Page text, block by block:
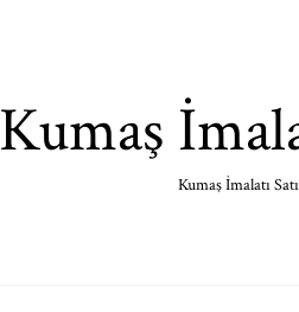
Kumaş
Kumaş İmalatı